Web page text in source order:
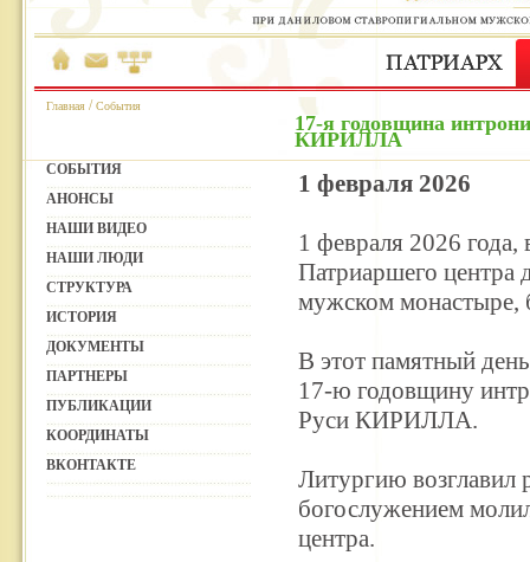
Главная /События
17-я годовщина
КИРИЛЛА
СОБЫТИЯ
АНОНСЫ
НАШИ ВИДЕО
НАШИ ЛЮДИ
СТРУКТУРА
ИСТОРИЯ
ДОКУМЕНТЫ
ПАРТНЕРЫ
ПУБЛИКАЦИИ
КООРДИНАТЫ
ВКОНТАКТЕ
1 февраля 2026
1 февраля 2026
Патриаршего центра
мужском монастыре,
В этот памятный
17-ю годовщину
Руси КИРИЛЛА.
Литургию возглавил
богослужением
центра.